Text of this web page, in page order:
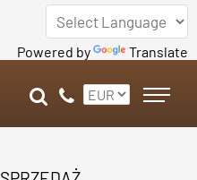
Powered by Translate